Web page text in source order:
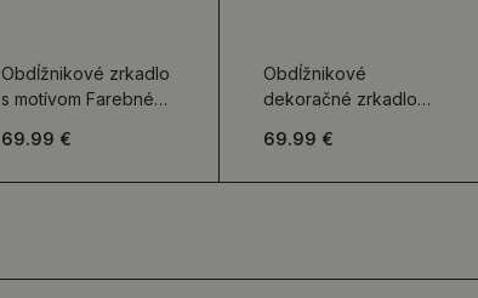
Obdĺžnikové zrkadlo
s motívom Farebné
69.99 €
Obdĺžnikové
dekoračné zrkadlo
69.99 €